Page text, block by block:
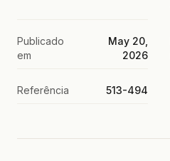
Publicado
em
May 20,
2026
Referência 513-494